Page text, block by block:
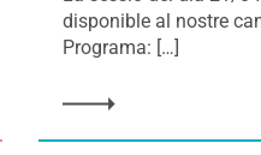
disponible al nostre
Programa: […]